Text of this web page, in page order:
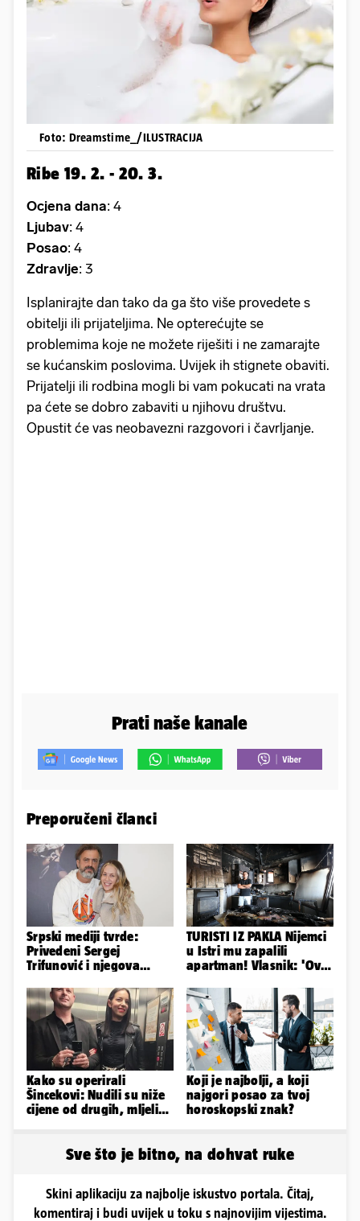
Foto: Dreamstime_/ILUSTRACIJA
Ribe 19. 2. - 20. 3.
Ocjena dana: 4
Ljubav: 4
Posao: 4
Zdravlje: 3
Isplanirajte dan tako da ga što više provedete s
obitelji ili prijateljima. Ne opterećujte se
problemima koje ne možete riješiti i ne zamarajte
se kućanskim poslovima. Uvijek ih stignete obaviti.
Prijatelji ili rodbina mogli bi vam pokucati na vrata
pa ćete se dobro zabaviti u njihovu društvu.
Opustit će vas neobavezni razgovori i čavrljanje.
Prati naše kanale
Preporučeni članci
Srpski mediji tvrde:
Privedeni Sergej
Trifunović i njegova
incident
TURISTI IZ PAKLA Nijemci
u Istri mu zapalili
apartman! Vlasnik: 'Ovo
Kako su operirali
Šincekovi: Nudili su niže
cijene od drugih, mljeli
Koji je najbolji, a koji
najgori posao za tvoj
horoskopski znak?
Sve što je bitno, na dohvat ruke
Skini aplikaciju za najbolje iskustvo portala. Čitaj,
komentiraj i budi uvijek u toku s najnovijim vijestima.